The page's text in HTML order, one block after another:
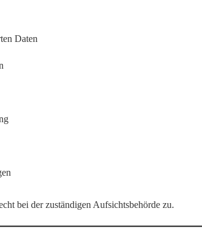
Daten
bei der zuständigen Aufsichtsbehörde zu.